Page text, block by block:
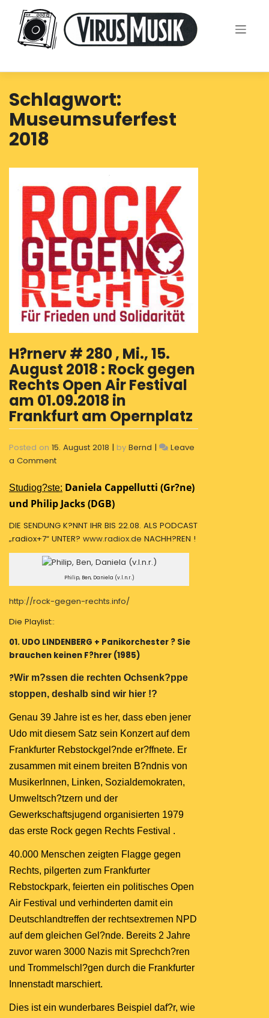
content
Schlagwort:
Museumsuferfest
2018
H?rnerv # 280 , Mi., 15.
August 2018 : Rock gegen
Rechts Open Air Festival
am 01.09.2018 in
Frankfurt am Opernplatz
Posted on 15. August 2018 | by Bernd |
Leave
a Commenton
rnerv
#
,
Mi.,
15.
August
2018
Rock
Open
Air
Festival
01.09.2018
in
am
Opernplatz
Studiog?ste: Daniela Cappellutti (Gr?ne)
und Philip Jacks (DGB)
DIE SENDUNG K?NNT IHR BIS 22.08. ALS PODCAST
„radiox+7“ UNTER? www.radiox.de NACHH?REN !
Philip, Ben, Daniela (v.l.n.r.)
http://rock-gegen-rechts.info/
Die Playlist::
01. UDO LINDENBERG + Panikorchester ? Sie
brauchen keinen F?hrer (1985)
?Wir m?ssen die rechten Ochsenk?ppe
stoppen, deshalb sind wir hier !?
Genau 39 Jahre ist es her, dass eben jener
Udo mit diesem Satz sein Konzert auf dem
Frankfurter Rebstockgel?nde er?ffnete. Er
zusammen mit einem breiten B?ndnis von
MusikerInnen, Linken, Sozialdemokraten,
Umweltsch?tzern und der
Gewerkschaftsjugend organisierten 1979
das erste Rock gegen Rechts Festival .
40.000 Menschen zeigten Flagge gegen
Rechts, pilgerten zum Frankfurter
Rebstockpark, feierten ein politisches Open
Air Festival und verhinderten damit ein
Deutschlandtreffen der rechtsextremen NPD
auf dem gleichen Gel?nde. Bereits 2 Jahre
zuvor waren 3000 Nazis mit Sprechch?ren
und Trommelschl?gen durch die Frankfurter
Innenstadt marschiert.
Dies ist ein wunderbares Beispiel daf?r, wie